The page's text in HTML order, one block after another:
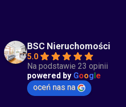
BSC Nieruchomości
5.0
Na podstawie 23 opinii
powered by Google
oceń nas na